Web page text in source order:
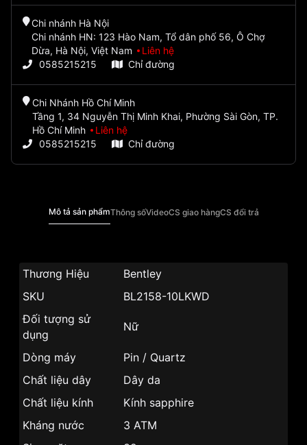
Chi nhánh Hà Nội
Chi nhánh HN: 123 Hào Nam, Tổ dân phố 56, Ô Chợ
Dừa, Hà Nội, Việt Nam
Liên hệ
0585215215
Chỉ đường
Chi Nhánh Hồ Chí Minh
Tầng 1, 34 Nguyễn Thị Minh Khai, Phường Sài Gòn, TP.
Hồ Chí Minh
Liên hệ
0585215215
Chỉ đường
Mô tả sản phẩmThông sốVideoCS giao hàngCS đổi trả
Thương Hiệu
Bentley
SKU
BL2158-10LKWD
Đối tượng sử
dụng
Nữ
Dòng máy
Pin / Quartz
Chất liệu dây
Dây da
Chất liệu kính
Kính sapphire
Kháng nước
3 ATM